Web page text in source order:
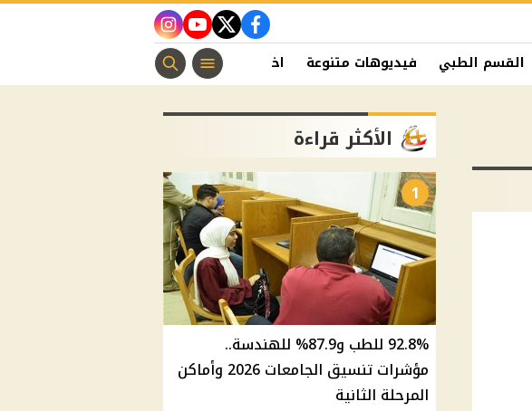
facebook
twitter
youtube
instagram
القسم الطبي فيديوهات متنوعة اخبار الفن منوعات مسيحية
الأكثر قراءة
1
92.8% للطب و87.9% للهندسة..
مؤشرات تنسيق الجامعات 2026 وأماكن
المرحلة الثانية